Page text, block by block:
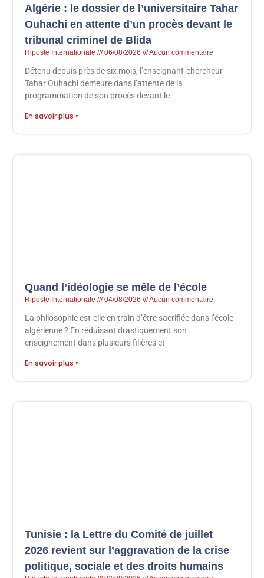
Algérie : le dossier de l’universitaire Tahar
Ouhachi en attente d’un procès devant le
tribunal criminel de Blida
Riposte Internationale 06/08/2026 Aucun commentaire
Détenu depuis près de six mois, l’enseignant-chercheur
Tahar Ouhachi demeure dans l’attente de la
programmation de son procès devant le
En savoir plus »
Quand l’idéologie se mêle de l’école
Riposte Internationale 04/08/2026 Aucun commentaire
La philosophie est-elle en train d’être sacrifiée dans l’école
algérienne ? En réduisant drastiquement son
enseignement dans plusieurs filières et
En savoir plus »
Tunisie : la Lettre du Comité de juillet
2026 revient sur l’aggravation de la crise
politique, sociale et des droits humains